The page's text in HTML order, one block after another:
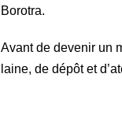
Borotra.
Avant de devenir un
laine, de dépôt et